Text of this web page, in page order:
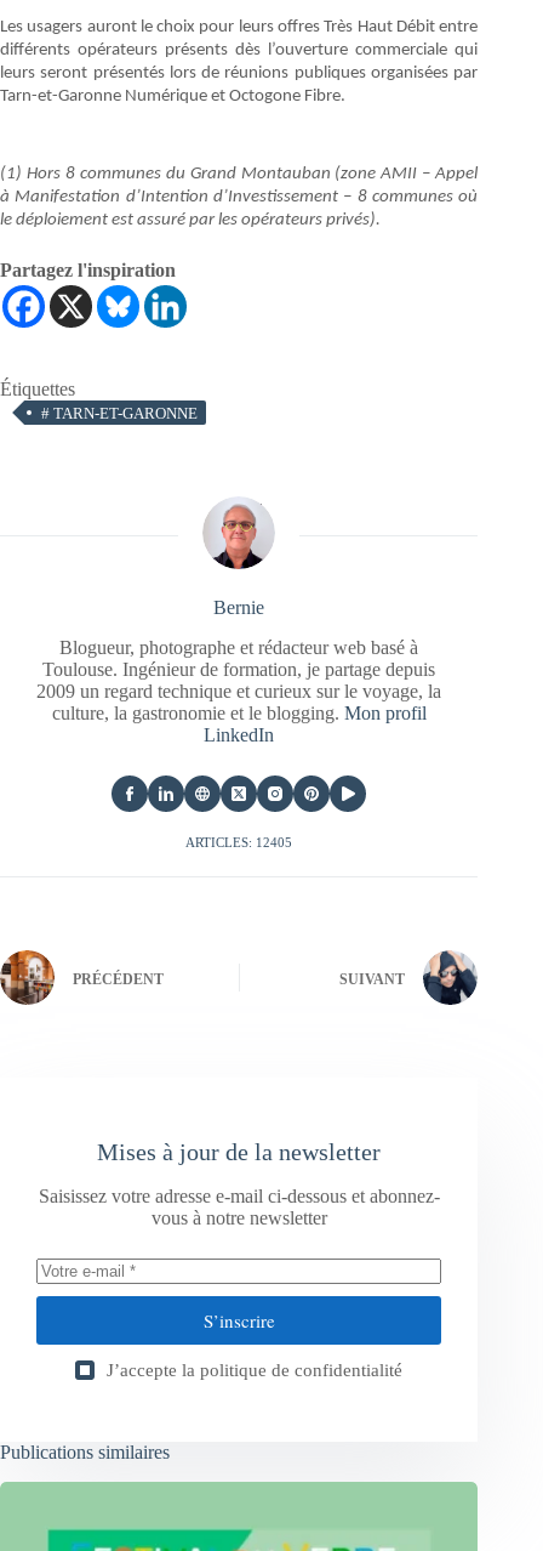
Les usagers auront le choix pour leurs offres Très Haut Débit entre
différents opérateurs présents dès l’ouverture commerciale qui
leurs seront présentés lors de réunions publiques organisées par
Tarn-et-Garonne Numérique et Octogone Fibre.
(1) Hors 8 communes du Grand Montauban (zone AMII – Appel
à Manifestation d’Intention d’Investissement – 8 communes où
le déploiement est assuré par les opérateurs privés).
Partagez l'inspiration
Étiquettes
# TARN-ET-GARONNE
Bernie
Blogueur, photographe et rédacteur web basé à
Toulouse. Ingénieur de formation, je partage depuis
2009 un regard technique et curieux sur le voyage, la
culture, la gastronomie et le blogging. Mon profil
LinkedIn
ARTICLES: 12405
PRÉCÉDENT SUIVANT
Mises à jour de la newsletter
Saisissez votre adresse e-mail ci-dessous et abonnez-
vous à notre newsletter
S’inscrire
J’accepte la politique de confidentialité
Publications similaires